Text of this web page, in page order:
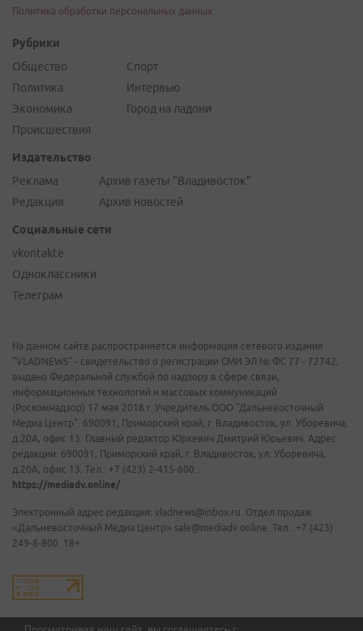
Политика обработки персональных данных
Рубрики
Общество
Политика
Экономика
Происшествия
Спорт
Интервью
Город на ладони
Издательство
Реклама
Редакция
Архив газеты "Владивосток"
Архив новостей
Социальные сети
vkontakte
Одноклассники
Телеграм
На данном сайте распространяется информация сетевого издания
"VLADNEWS" - свидетельство о регистрации СМИ ЭЛ № ФС 77 - 72742,
выдано Федеральной службой по надзору в сфере связи,
информационных технологий и массовых коммуникаций
(Роскомнадзор) 17 мая 2018 г. Учредитель ООО "Дальневосточный
Медиа Центр". 690091, Приморский край, г. Владивосток, ул. Уборевича,
д.20А, офис 13. Главный редактор Юркевич Дмитрий Юрьевич. Адрес
редакции: 690091, Приморский край, г. Владивосток, ул. Уборевича,
д.20А, офис 13. Тел.: +7 (423) 2-415-600.
https://mediadv.online/
Электронный адрес редакции: vladnews@inbox.ru. Отдел продаж
«Дальневосточный Медиа Центр» sale@mediadv.online. Тел.: +7 (423)
249-8-800. 18+